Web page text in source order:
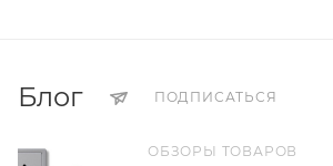
Блог ПОДПИСАТЬСЯ
ОБЗОРЫ ТОВАРОВ